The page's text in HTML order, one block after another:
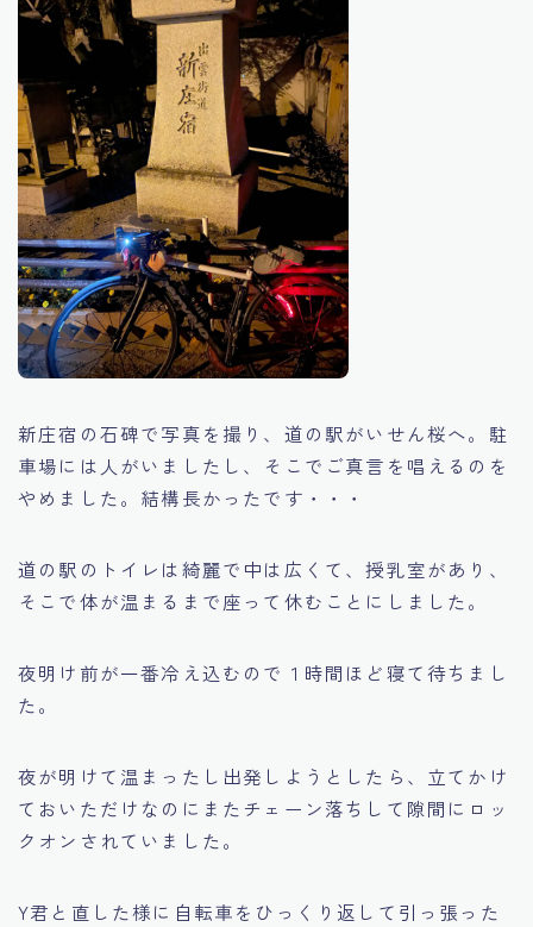
新庄宿の石碑で写真を撮り、道の駅がいせん桜へ。駐
車場には人がいましたし、そこでご真言を唱えるのを
やめました。結構長かったです・・・
道の駅のトイレは綺麗で中は広くて、授乳室があり、
そこで体が温まるまで座って休むことにしました。
夜明け前が一番冷え込むので１時間ほど寝て待ちまし
た。
夜が明けて温まったし出発しようとしたら、立てかけ
ておいただけなのにまたチェーン落ちして隙間にロッ
クオンされていました。
Y君と直した様に自転車をひっくり返して引っ張った